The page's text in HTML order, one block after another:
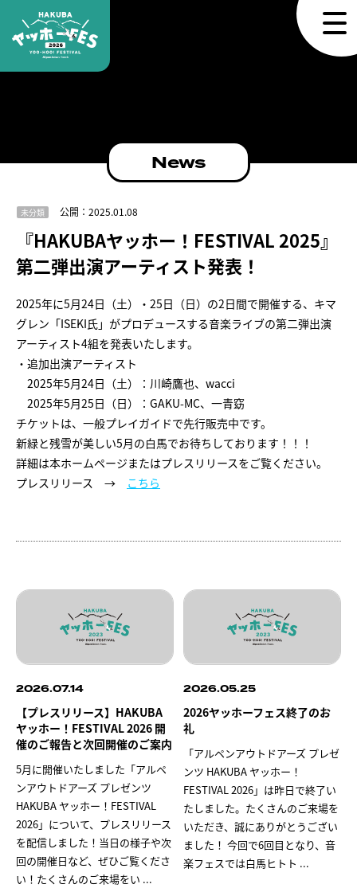
News
未分類 公開：2025.01.08
『HAKUBAヤッホー！FESTIVAL 2025』
第二弾出演アーティスト発表！
2025年に5月24日（土）・25日（日）の2日間で開催する、キマ
グレン「ISEKI氏」がプロデュースする音楽ライブの第二弾出演
アーティスト4組を発表いたします。
・追加出演アーティスト
2025年5月24日（⼟）：川崎鷹也、wacci
2025年5月25日（⽇）：GAKU-MC、一青窈
チケットは、一般プレイガイドで先行販売中です。
新緑と残雪が美しい5月の白馬でお待ちしております！！！
詳細は本ホームページまたはプレスリリースをご覧ください。
プレスリリース → こちら
2026.07.14
【プレスリリース】HAKUBA
ヤッホー！FESTIVAL 2026 開
催のご報告と次回開催のご案内
5月に開催いたしました「アルペ
ンアウトドアーズ プレゼンツ
HAKUBA ヤッホー！FESTIVAL
2026」について、プレスリリース
を配信しました！当日の様子や次
回の開催日など、ぜひご覧くださ
い！たくさんのご来場をい ...
2026.05.25
2026ヤッホーフェス終了のお
礼
「アルペンアウトドアーズ プレゼ
ンツ HAKUBA ヤッホー！
FESTIVAL 2026」は昨日で終了い
たしました。たくさんのご来場を
いただき、誠にありがとうござい
ました！ 今回で6回目となり、音
楽フェスでは白馬ヒトト ...